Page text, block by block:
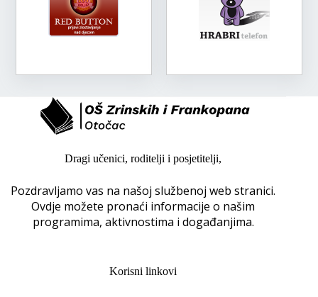
Dragi učenici, roditelji i posjetitelji,
Pozdravljamo vas na našoj službenoj web stranici.
Ovdje možete pronaći informacije o našim
programima, aktivnostima i događanjima.
Korisni linkovi